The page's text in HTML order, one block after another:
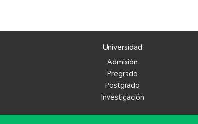
Universidad
Admisión
Pregrado
Postgrado
Investigación